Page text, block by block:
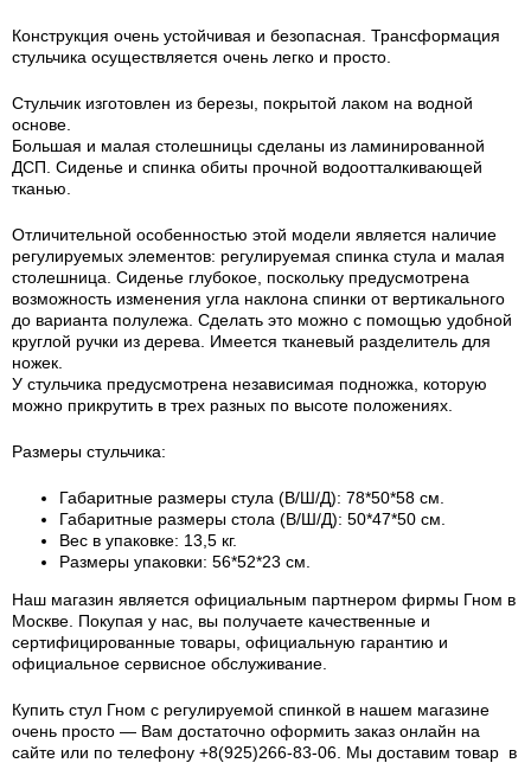
Конструкция очень устойчивая и безопасная. Трансформация
стульчика осуществляется очень легко и просто.
Стульчик изготовлен из березы, покрытой лаком на водной
основе.
Большая и малая столешницы сделаны из ламинированной
ДСП. Сиденье и спинка обиты прочной водоотталкивающей
тканью.
Отличительной особенностью этой модели является наличие
регулируемых элементов: регулируемая спинка стула и малая
столешница. Сиденье глубокое, поскольку предусмотрена
возможность изменения угла наклона спинки от вертикального
до варианта полулежа. Сделать это можно с помощью удобной
круглой ручки из дерева. Имеется тканевый разделитель для
ножек.
У стульчика предусмотрена независимая подножка, которую
можно прикрутить в трех разных по высоте положениях.
Размеры стульчика:
Габаритные размеры стула (В/Ш/Д): 78*50*58 см.
Габаритные размеры стола (В/Ш/Д): 50*47*50 см.
Вес в упаковке: 13,5 кг.
Размеры упаковки: 56*52*23 см.
Наш магазин является официальным партнером фирмы Гном в
Москве. Покупая у нас, вы получаете качественные и
сертифицированные товары, официальную гарантию и
официальное сервисное обслуживание.
Купить стул Гном с регулируемой спинкой в нашем магазине
очень просто — Вам достаточно оформить заказ онлайн на
сайте или по телефону +8(925)266-83-06. Мы доставим товар в